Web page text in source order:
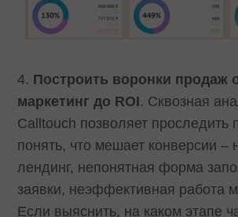
4. Построить воронки продаж
маркетинг до ROI. Сквозная
Calltouch позволяет проследить
понять, что мешает конверсии –
лендинг, непонятная форма
заявки, неэффективная работа
Если выяснить, на каком этапе